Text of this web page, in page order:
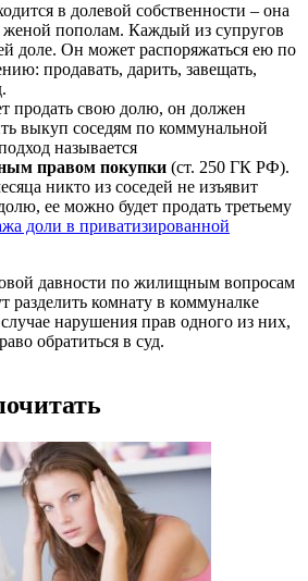
в долевой собственности – она
пополам. Каждый из супругов
доле. Он может распоряжаться ею по
продавать, дарить, завещать,
продать свою долю, он должен
выкуп соседям по коммунальной
называется
правом покупки (ст. 250 ГК РФ).
никто из соседей не изъявит
ее можно будет продать третьему
доли в приватизированной
давности по жилищным вопросам
разделить комнату в коммуналке
нарушения прав одного из них,
обратиться в суд.